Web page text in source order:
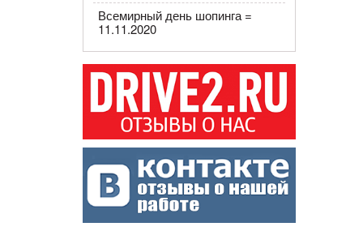
Всемирный день шопинга =
11.11.2020